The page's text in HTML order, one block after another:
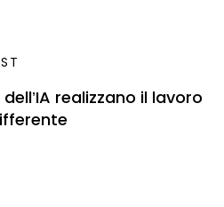
realizzano il lavoro